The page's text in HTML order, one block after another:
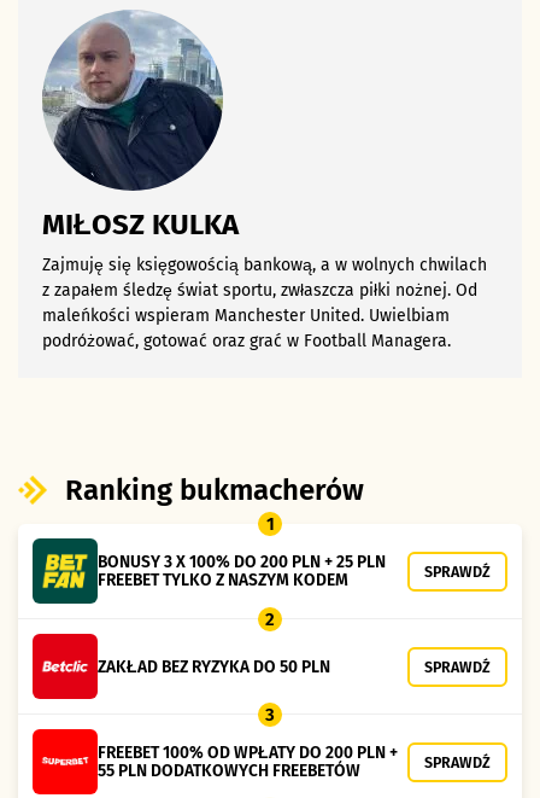
MIŁOSZ KULKA
Zajmuję się księgowością bankową, a w wolnych chwilach
z zapałem śledzę świat sportu, zwłaszcza piłki nożnej. Od
maleńkości wspieram Manchester United. Uwielbiam
podróżować, gotować oraz grać w Football Managera.
Ranking bukmacherów
1
BONUSY 3 X 100% DO 200 PLN + 25 PLN
FREEBET TYLKO Z NASZYM KODEM
SPRAWDŹ
2
ZAKŁAD BEZ RYZYKA DO 50 PLN SPRAWDŹ
3
FREEBET 100% OD WPŁATY DO 200 PLN +
55 PLN DODATKOWYCH FREEBETÓW
SPRAWDŹ